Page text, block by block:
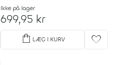
Ikke på lager
699,95 kr
shopping_bag LÆG I KURV favorite